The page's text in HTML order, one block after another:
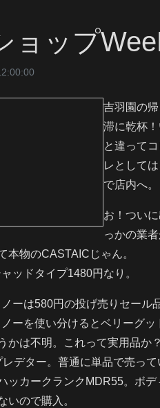
ョップ
吉羽園の
滞に乾杯
と違って
レとして
で店内へ。
お！つい
っかの業
本物のCASTAICじゃん。
ッドタイプ1480円なり。
ーは580円の投げ売りセール
ーを使い分けるとベリーグ
かは不明。これって実用品か？
デター。普通に単品で売っ
ッカークランクMDR55。ボ
いので購入。